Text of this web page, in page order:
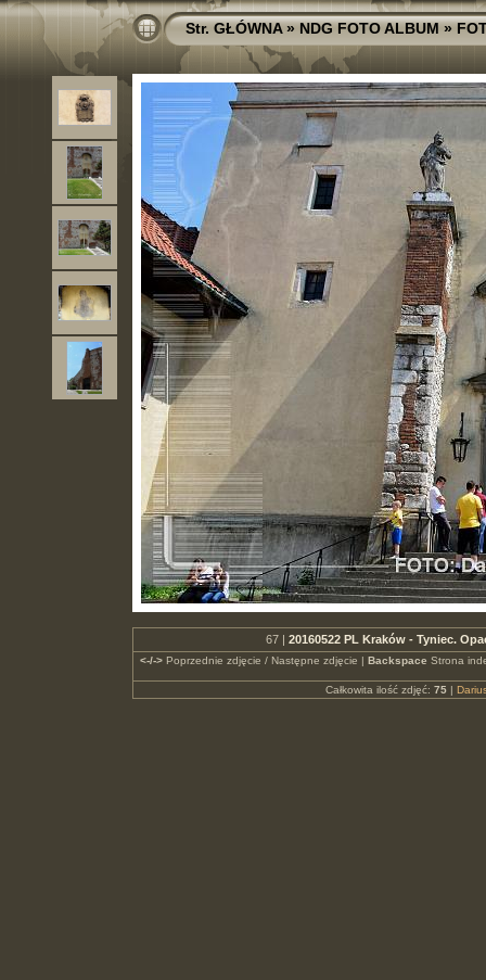
Str. GŁÓWNA»NDG FOTO ALBUM»
67 | 20160522 PL Kraków - Tyniec.
<-/->Poprzednie zdjęcie / Następne zdjęcie | Backspace Strona
Całkowita ilość zdjęć: 75|